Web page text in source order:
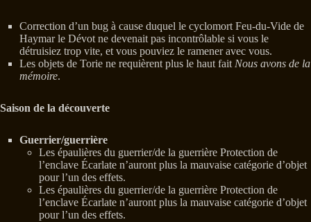
Correction d’un bug à cause duquel le cyclomort Feu-du-Vide de
Haymar le Dévot ne devenait pas incontrôlable si vous le
détruisiez trop vite, et vous pouviez le ramener avec vous.
Les objets de Torie ne requièrent plus le haut faitNous avons de la
mémoire.
Saison de la découverte
Guerrier/guerrière
Les épaulières du guerrier/de la guerrière Protection de
l’enclave Écarlate n’auront plus la mauvaise catégorie d’objet
pour l’un des effets.
Les épaulières du guerrier/de la guerrière Protection de
l’enclave Écarlate n’auront plus la mauvaise catégorie d’objet
pour l’un des effets.